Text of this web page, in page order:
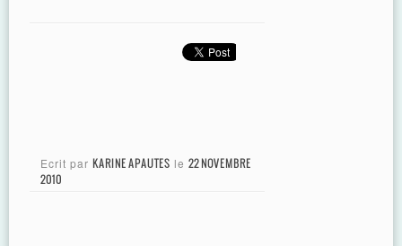
Ecrit par KARINE APAUTES le 22 NOVEMBRE
2010